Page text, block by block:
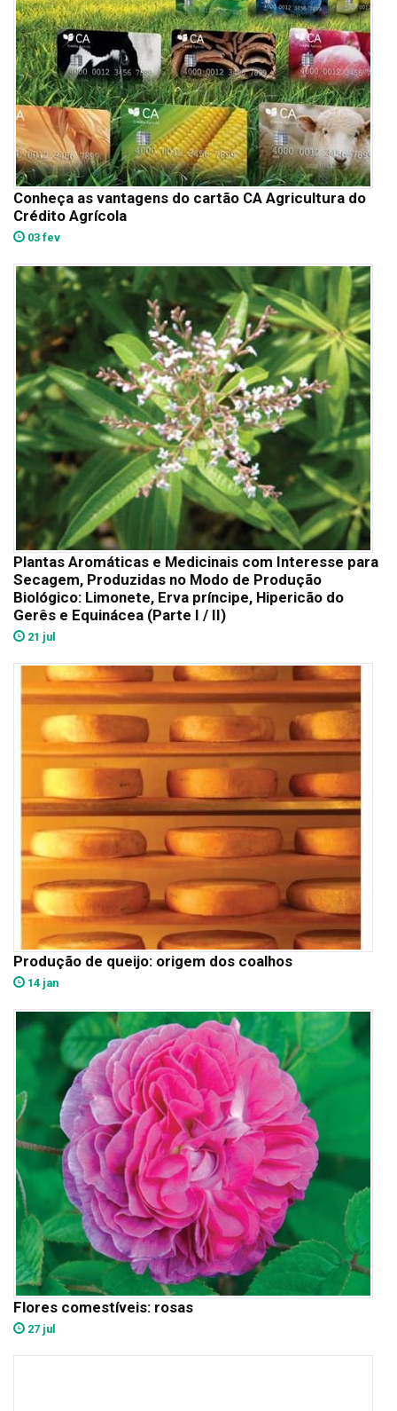
Conheça as vantagens do cartão CA Agricultura do
Crédito Agrícola
03 fev
Plantas Aromáticas e Medicinais com Interesse para
Secagem, Produzidas no Modo de Produção
Biológico: Limonete, Erva príncipe, Hipericão do
Gerês e Equinácea (Parte I / II)
21 jul
Produção de queijo: origem dos coalhos
14 jan
Flores comestíveis: rosas
27 jul